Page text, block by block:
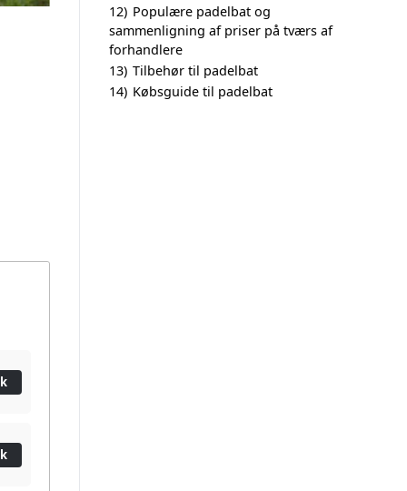
12) Populære padelbat og
sammenligning af priser på tværs af
forhandlere
13) Tilbehør til padelbat
14) Købsguide til padelbat